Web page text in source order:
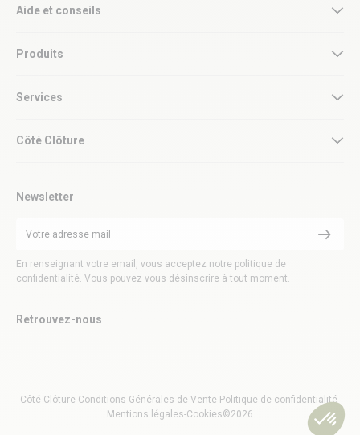
Aide et conseils
Produits
Services
Côté Clôture
Newsletter
En renseignant votre email, vous acceptez notre politique de
confidentialité. Vous pouvez vous désinscrire à tout moment.
Retrouvez-nous
Côté Clôture-Conditions Générales de Vente-Politique de confidentialité-
Mentions légales-Cookies©2026